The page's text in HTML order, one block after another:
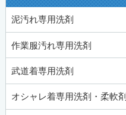
泥汚れ専用洗剤
作業服汚れ専用洗剤
武道着専用洗剤
オシャレ着専用洗剤・柔軟剤